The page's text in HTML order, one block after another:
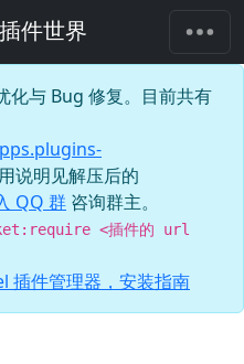
插件世界
化与 Bug 修复。目前共有
说明见解压后的
QQ 群 咨询群主。
<插件的 url
插件管理器，安装指南